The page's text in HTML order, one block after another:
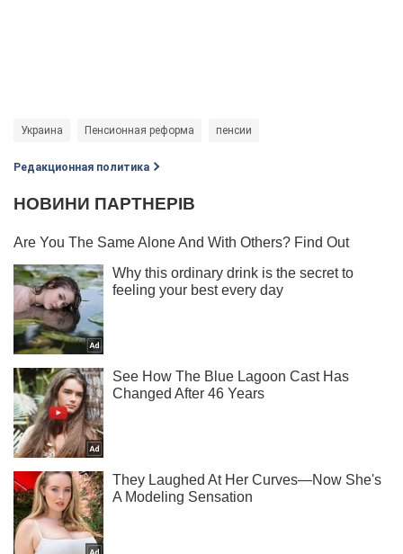
Украина Пенсионная реформа пенсии
Редакционная политика